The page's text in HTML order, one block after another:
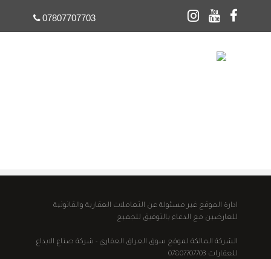
07807707703
ادارة الموقع غير مسئولة عن التعاملات العقارية والقانونية
للعارضين مع الدعاء بالتوفيق للجميع
الشركة المالكة لموقع سوق العراق العقاري - شركة صناع الابداع
للعقارات 07807707703